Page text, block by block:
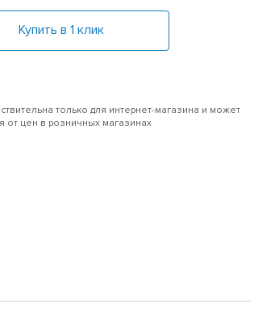
Купить в 1 клик
только для интернет-магазина и может
от цен в розничных магазинах